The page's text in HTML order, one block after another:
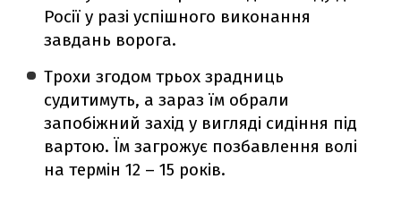
Росії у разі успішного виконання
завдань ворога.
Трохи згодом трьох зрадниць
судитимуть, а зараз їм обрали
запобіжний захід у вигляді сидіння під
вартою. Їм загрожує позбавлення волі
на термін 12 – 15 років.